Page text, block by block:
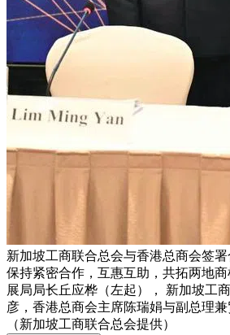
新加坡工商联合总会与香港总商会签
保持紧密合作，互惠互助，共拓两地
展局局长丘应桦（左起）， 新加坡工
彦，香港总商会主席陈瑞娟与副总理兼
（新加坡工商联合总会提供）